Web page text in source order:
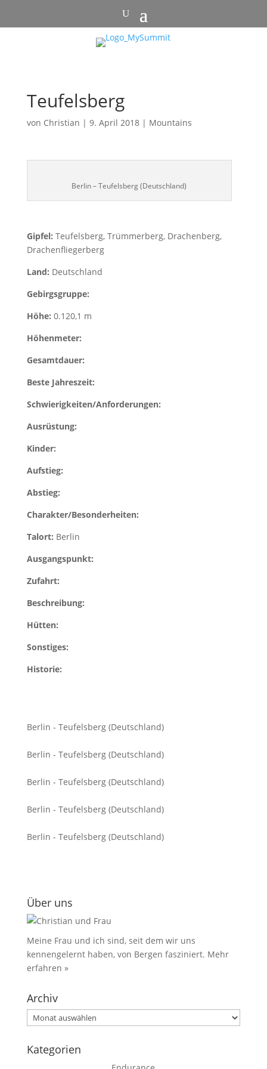
Teufelsberg
von Christian | 9. April 2018| Mountains
Berlin – Teufelsberg (Deutschland)
Gipfel: Teufelsberg, Trümmerberg, Drachenberg,
Drachenfliegerberg
Land: Deutschland
Gebirgsgruppe:
Höhe: 0.120,1 m
Höhenmeter:
Gesamtdauer:
Beste Jahreszeit:
Schwierigkeiten/Anforderungen:
Ausrüstung:
Kinder:
Aufstieg:
Abstieg:
Charakter/Besonderheiten:
Talort: Berlin
Ausgangspunkt:
Zufahrt:
Beschreibung:
Hütten:
Sonstiges:
Historie:
Berlin - Teufelsberg (Deutschland)
Berlin - Teufelsberg (Deutschland)
Berlin - Teufelsberg (Deutschland)
Berlin - Teufelsberg (Deutschland)
Berlin - Teufelsberg (Deutschland)
Über uns
Meine Frau und ich sind, seit dem wir uns
kennengelernt haben, von Bergen fasziniert. Mehr
erfahren »
Archiv
Archiv
Kategorien